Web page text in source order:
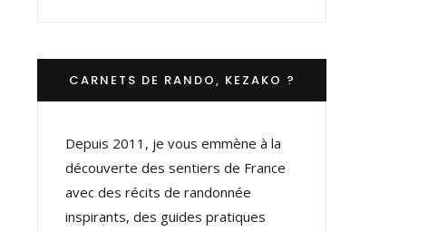
CARNETS DE RANDO, KEZAKO ?
Depuis 2011, je vous emmène à la
découverte des sentiers de France
avec des récits de randonnée
inspirants, des guides pratiques